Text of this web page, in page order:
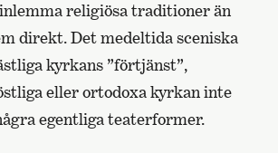
religiösa traditioner än
direkt. Det medeltida sceniska
kyrkans ”förtjänst”,
eller ortodoxa kyrkan inte
egentliga teaterformer.